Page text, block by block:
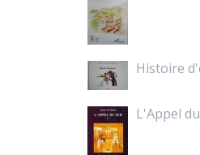
Histoire
L'Appel